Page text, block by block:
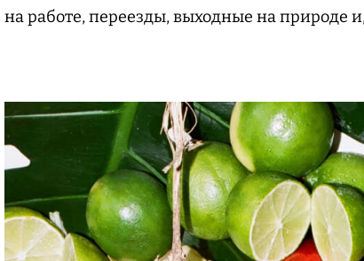
на работе, переезды, выходные на природе